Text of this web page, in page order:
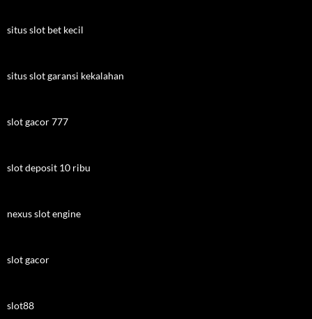
situs slot bet kecil
situs slot garansi kekalahan
slot gacor 777
slot deposit 10 ribu
nexus slot engine
slot gacor
slot88